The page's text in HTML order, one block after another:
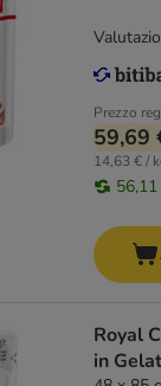
Prezzo
59,69
14,63 € /
Royal
in